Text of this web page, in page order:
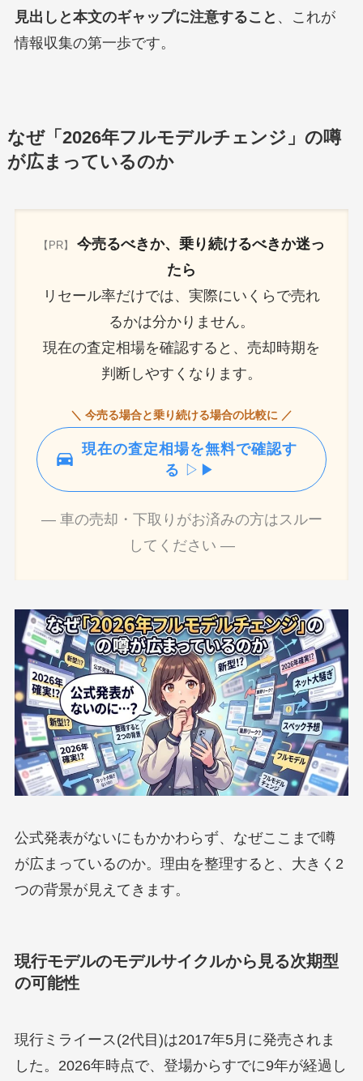
見出しと本文のギャップに注意すること 、これが
情報収集の第一歩です。
なぜ「2026年フルモデルチェンジ」の噂
が広まっているのか
【PR】
今売るべきか、乗り続けるべきか迷っ
たら
リセール率だけでは、実際にいくらで売れ
るかは分かりません。
現在の査定相場を確認すると、売却時期を
判断しやすくなります。
＼ 今売る場合と乗り続ける場合の比較に ／
現在の査定相場を無料で確認す
る ▷▶
― 車の売却・下取りがお済みの方はスルー
してください ―
公式発表がないにもかかわらず、なぜここまで噂
が広まっているのか。理由を整理すると、大きく2
つの背景が見えてきます。
現行モデルのモデルサイクルから見る次期型
の可能性
現行ミライース(2代目)は2017年5月に発売されま
した。2026年時点で、登場からすでに9年が経過し